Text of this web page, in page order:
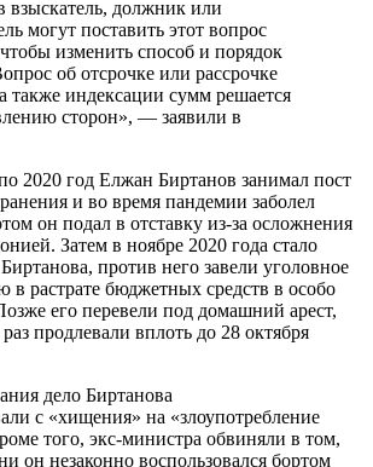
взыскатель, должник или
могут поставить этот вопрос
изменить способ и порядок
об отсрочке или рассрочке
также индексации сумм решается
сторон», — заявили в
2020 год Елжан Биртанов занимал пост
и во время пандемии заболел
он подал в отставку из-за осложнения
Затем в ноябре 2020 года стало
против него завели уголовное
в растрате бюджетных средств в особо
его перевели под домашний арест,
продлевали вплоть до 28 октября
дело Биртанова
с «хищения» на «злоупотребление
того, экс-министра обвиняли в том,
он незаконно воспользовался бортом